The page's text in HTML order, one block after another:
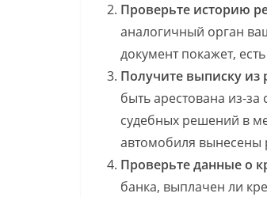
Проверьте историю
аналогичный орган
документ покажет,
Получите выписку из
быть арестована из-
судебных решений в
автомобиля вынесены
Проверьте данные о
банка, выплачен ли